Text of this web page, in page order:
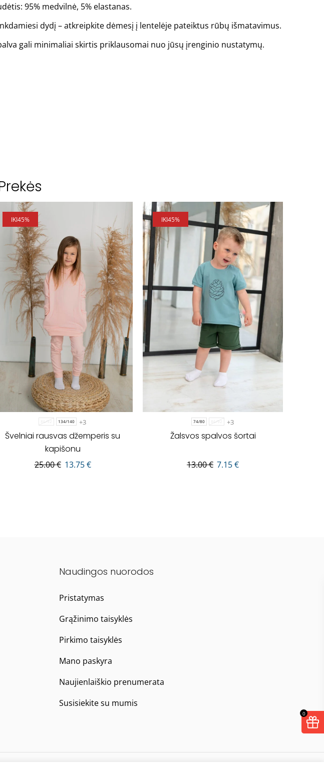
95% medvilnė, 5% elastanas.
dydį – atkreipkite dėmesį į lentelėje pateiktus rūbų išmatavimus.
gali minimaliai skirtis priklausomai nuo jūsų įrenginio nustatymų.
IKI45%
86/92 134/140 +3
Švelniai rausvas džemperis su
kapišonu
25.00€ 13.75€
IKI45%
74/80 86/92 +3
Žalsvos spalvos šortai
13.00€ 7.15€
Naudingos nuorodos
Pristatymas
Grąžinimo taisyklės
Pirkimo taisyklės
Mano paskyra
Naujienlaiškio prenumerata
Susisiekite su mumis
0